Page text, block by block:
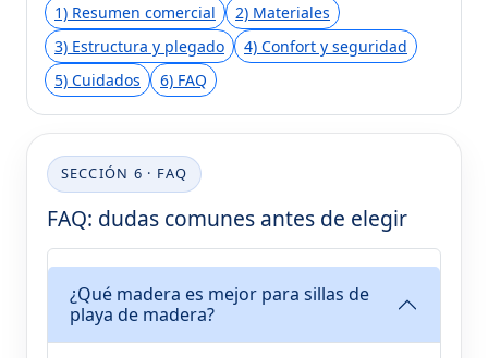
1) Resumen comercial
2) Materiales
3) Estructura y plegado
4) Confort y seguridad
5) Cuidados
6) FAQ
SECCIÓN 6 · FAQ
FAQ: dudas comunes antes de elegir
¿Qué madera es mejor para sillas de
playa de madera?